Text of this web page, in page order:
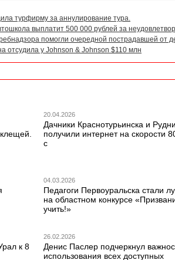
турфирму за аннулирование тура.
выплатит 500 000 рублей за
помогли очередной пострадавшей от
у Johnson & Johnson $110 млн
20.04.2026
Дачники Краснотурьинска и
получили интернет на скорости
с
04.03.2026
Педагоги Первоуральска стали
на областном конкурсе
учить!»
к 8
26.02.2026
Денис Паслер подчеркнул
использования всех доступных